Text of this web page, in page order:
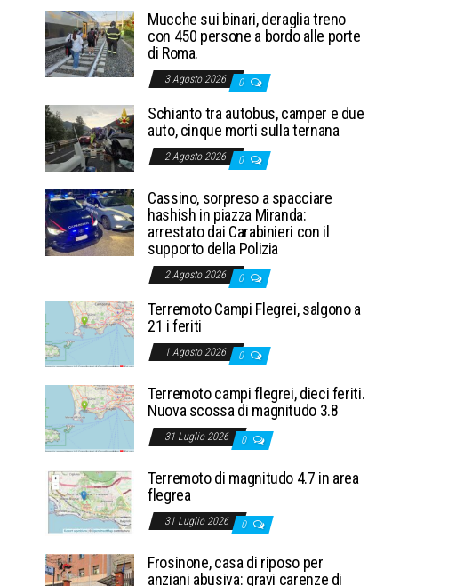
Mucche sui binari, deraglia treno
con 450 persone a bordo alle porte
di Roma.
3 Agosto 2026 0
Schianto tra autobus, camper e due
auto, cinque morti sulla ternana
2 Agosto 2026 0
Cassino, sorpreso a spacciare
hashish in piazza Miranda:
arrestato dai Carabinieri con il
supporto della Polizia
2 Agosto 2026 0
Terremoto Campi Flegrei, salgono a
21 i feriti
1 Agosto 2026 0
Terremoto campi flegrei, dieci feriti.
Nuova scossa di magnitudo 3.8
31 Luglio 2026 0
Terremoto di magnitudo 4.7 in area
flegrea
31 Luglio 2026 0
Frosinone, casa di riposo per
anziani abusiva: gravi carenze di